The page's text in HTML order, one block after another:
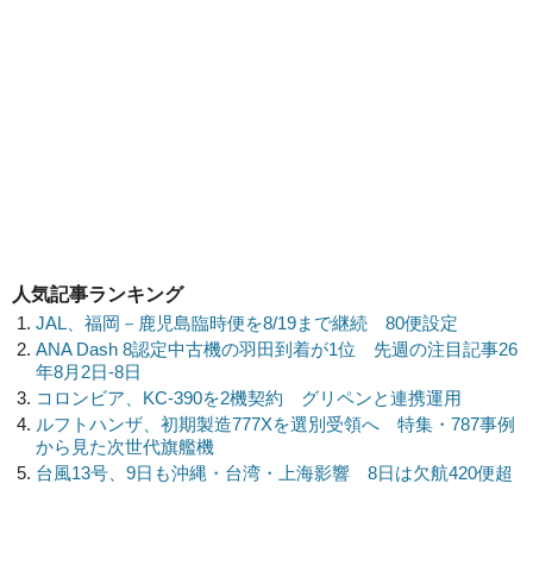
人気記事ランキング
JAL、福岡－鹿児島臨時便を8/19まで継続 80便設定
ANA Dash 8認定中古機の羽田到着が1位 先週の注目記事26
年8月2日-8日
コロンビア、KC-390を2機契約 グリペンと連携運用
ルフトハンザ、初期製造777Xを選別受領へ 特集・787事例
から見た次世代旗艦機
台風13号、9日も沖縄・台湾・上海影響 8日は欠航420便超